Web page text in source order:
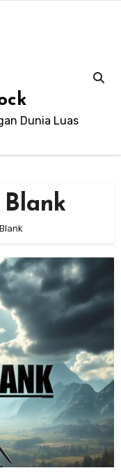
Dunia Luas